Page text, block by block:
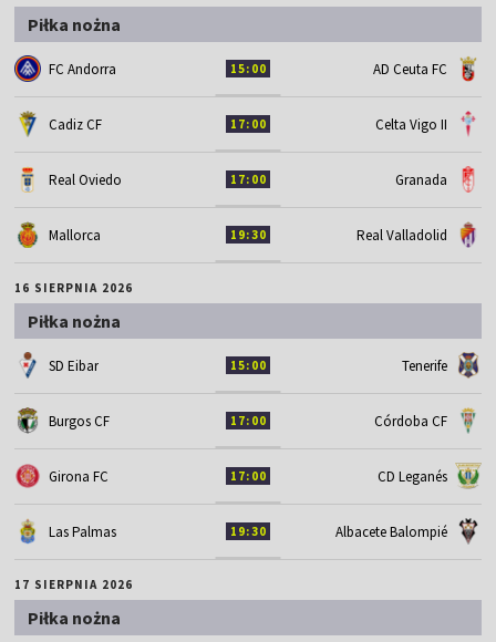
Piłka nożna
FC Andorra 15:00 AD Ceuta FC
Cadiz CF 17:00 Celta Vigo II
Real Oviedo 17:00 Granada
Mallorca 19:30 Real Valladolid
16 SIERPNIA 2026
Piłka nożna
SD Eibar 15:00 Tenerife
Burgos CF 17:00 Córdoba CF
Girona FC 17:00 CD Leganés
Las Palmas 19:30 Albacete Balompié
17 SIERPNIA 2026
Piłka nożna